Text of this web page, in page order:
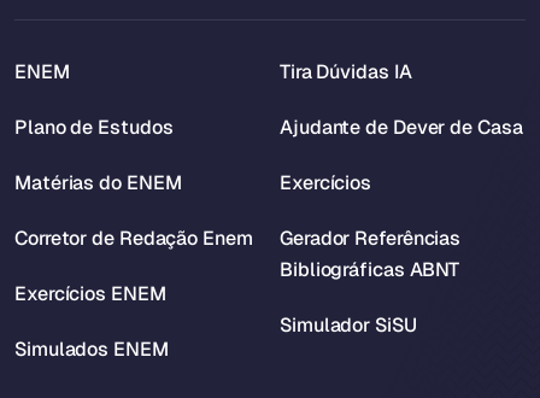
ENEM
Plano de Estudos
Matérias do ENEM
Corretor de Redação Enem
Exercícios ENEM
Simulados ENEM
Tira Dúvidas IA
Ajudante de Dever de Casa
Exercícios
Gerador Referências
Bibliográficas ABNT
Simulador SiSU